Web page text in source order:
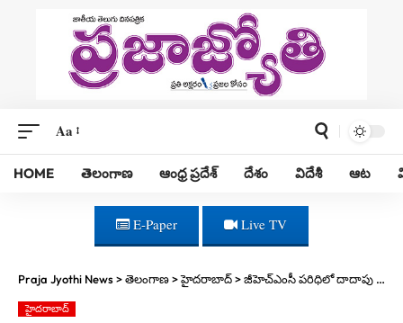
Aa
HOME తెలంగాణ ఆంధ్ర ప్రదేశ్ దేశం విదేశీ ఆట
E-Paper Live TV
Praja Jyothi News>తెలంగాణ>హైదరాబాద్>జీహెచ్ఎంసీ పరిధిలో దాదాపు 2,32,520 వినాయక విగ్రహాల నిమజ్జనం పూర్తి
హైదరాబాద్